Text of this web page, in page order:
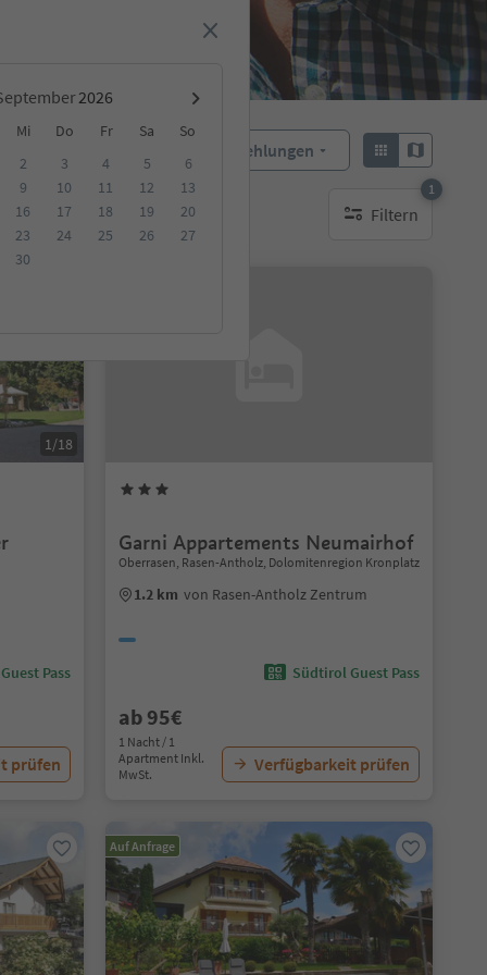
Mi Do Fr Sa
So
2
3 4 5
6
9
10 11 12
13
16
17 18 19
20
23
24 25 26
27
30
Empfehlungen
Unterkunft Filtern
1
1 aktiver Filter
1/18
Pass
prüfen
Garni Appartements Neumairhof
Oberrasen, Rasen-Antholz, Dolomitenregion Kronplatz
1.2 km von Rasen-Antholz Zentrum
Südtirol Guest Pass
ab 95€
1 Nacht / 1
Apartment Inkl.
MwSt.
Verfügbarkeit prüfen
Auf Anfrage